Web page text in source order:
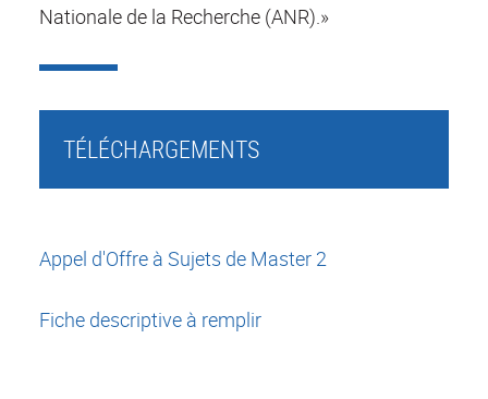
Nationale de la Recherche (ANR).»
TÉLÉCHARGEMENTS
Appel d'Offre à Sujets de Master 2
Fiche descriptive à remplir